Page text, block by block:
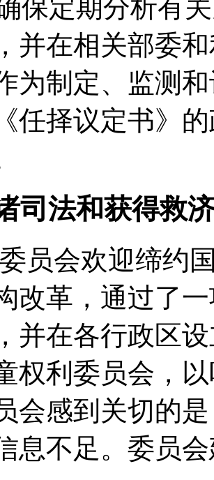
保定期分析有
并在相关部委
为制定、监测
任择议定书》
司法和获得救
员会欢迎缔约
改革，通过了
并在各行政区
权利委员会，
会感到关切的
息不足。委员